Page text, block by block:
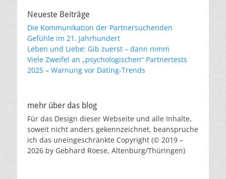
Neueste Beiträge
Die Kommunikation der Partnersuchenden
Gefühle im 21. Jahrhundert
Leben und Liebe: Gib zuerst – dann nimm
Viele Zweifel an „psychologischen“ Partnertests
2025 – Warnung vor Dating-Trends
mehr über das blog
Für das Design dieser Webseite und alle Inhalte,
soweit nicht anders gekennzeichnet, beanspruche
ich das uneingeschränkte Copyright (© 2019 –
2026 by Gebhard Roese, Altenburg/Thüringen)